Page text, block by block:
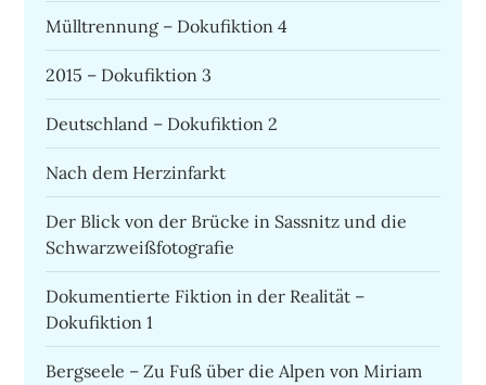
Mülltrennung – Dokufiktion 4
2015 – Dokufiktion 3
Deutschland – Dokufiktion 2
Nach dem Herzinfarkt
Der Blick von der Brücke in Sassnitz und die
Schwarzweißfotografie
Dokumentierte Fiktion in der Realität –
Dokufiktion 1
Bergseele – Zu Fuß über die Alpen von Miriam